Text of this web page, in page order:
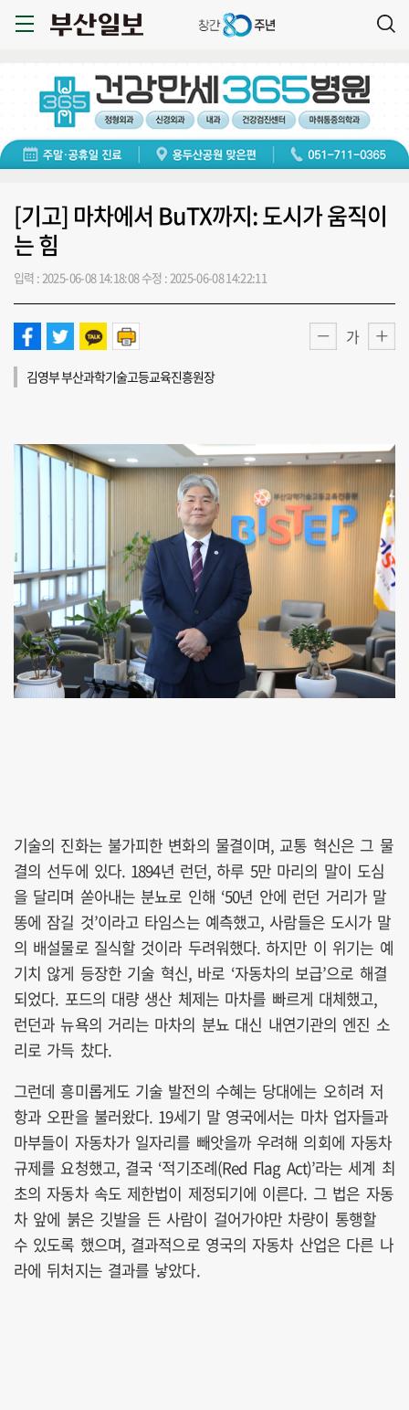
[기고] 마차에서 BuTX까지: 도시가 움직이
는 힘
입력 : 2025-06-08 14:18:08수정 : 2025-06-08 14:22:11
가
김영부 부산과학기술고등교육진흥원장
기술의 진화는 불가피한 변화의 물결이며, 교통 혁신은 그 물
결의 선두에 있다. 1894년 런던, 하루 5만 마리의 말이 도심
을 달리며 쏟아내는 분뇨로 인해 ‘50년 안에 런던 거리가 말
똥에 잠길 것’이라고 타임스는 예측했고, 사람들은 도시가 말
의 배설물로 질식할 것이라 두려워했다. 하지만 이 위기는 예
기치 않게 등장한 기술 혁신, 바로 ‘자동차의 보급’으로 해결
되었다. 포드의 대량 생산 체제는 마차를 빠르게 대체했고,
런던과 뉴욕의 거리는 마차의 분뇨 대신 내연기관의 엔진 소
리로 가득 찼다.
그런데 흥미롭게도 기술 발전의 수혜는 당대에는 오히려 저
항과 오판을 불러왔다. 19세기 말 영국에서는 마차 업자들과
마부들이 자동차가 일자리를 빼앗을까 우려해 의회에 자동차
규제를 요청했고, 결국 ‘적기조례(Red Flag Act)’라는 세계 최
초의 자동차 속도 제한법이 제정되기에 이른다. 그 법은 자동
차 앞에 붉은 깃발을 든 사람이 걸어가야만 차량이 통행할
수 있도록 했으며, 결과적으로 영국의 자동차 산업은 다른 나
라에 뒤처지는 결과를 낳았다.